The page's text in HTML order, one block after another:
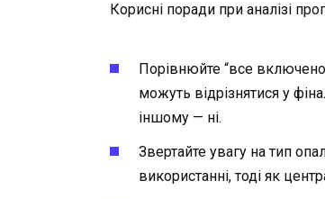
Корисні поради при аналізі
Порівнюйте “все
можуть відрізнятися у
іншому — ні.
Звертайте увагу на тип
використанні, тоді як